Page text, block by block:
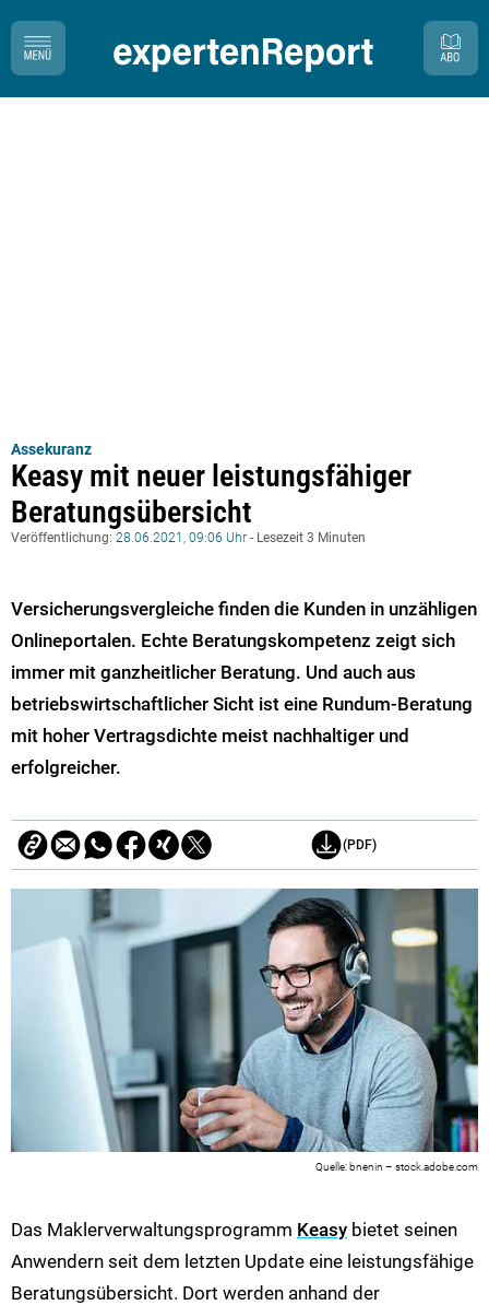
Assekuranz
Keasy mit neuer leistungsfähiger
Beratungsübersicht
Veröffentlichung: 28.06.2021, 09:06 Uhr - Lesezeit 3 Minuten
Versicherungsvergleiche finden die Kunden in unzähligen
Onlineportalen. Echte Beratungskompetenz zeigt sich
immer mit ganzheitlicher Beratung. Und auch aus
betriebswirtschaftlicher Sicht ist eine Rundum-Beratung
mit hoher Vertragsdichte meist nachhaltiger und
erfolgreicher.
(PDF)
bnenin – stock.adobe.com
Das Maklerverwaltungsprogramm Keasy bietet seinen
Anwendern seit dem letzten Update eine leistungsfähige
Beratungsübersicht. Dort werden anhand der